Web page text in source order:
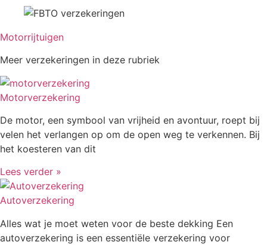
Motorrijtuigen
Meer verzekeringen in deze rubriek
Motorverzekering
De motor, een symbool van vrijheid en avontuur, roept bij
velen het verlangen op om de open weg te verkennen. Bij
het koesteren van dit
Lees verder »
Autoverzekering
Alles wat je moet weten voor de beste dekking Een
autoverzekering is een essentiële verzekering voor